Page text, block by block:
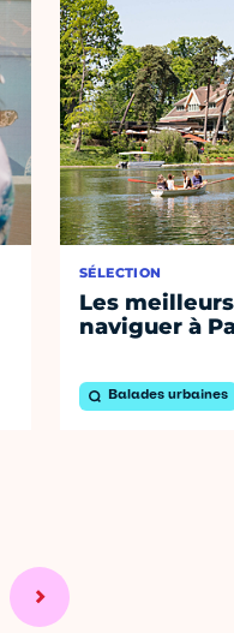
SÉLECTION
Les
naviguer à
Balades urbaines